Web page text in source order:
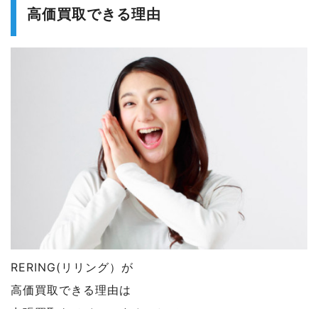
高価買取できる理由
RERING(リリング）が
高価買取できる理由は